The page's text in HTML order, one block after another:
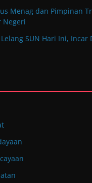
Menag dan Pimpinan
Negeri
SUN Hari Ini, Incar